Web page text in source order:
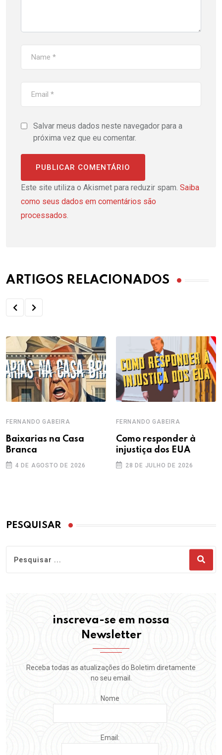
Salvar meus dados neste navegador para a
próxima vez que eu comentar.
Este site utiliza o Akismet para reduzir spam. Saiba
como seus dados em comentários são
processados.
ARTIGOS RELACIONADOS
FERNANDO GABEIRA
Baixarias na Casa
Branca
4 DE AGOSTO DE 2026
FERNANDO GABEIRA
Como responder à
injustiça dos EUA
28 DE JULHO DE 2026
PESQUISAR
inscreva-se em nossa
Newsletter
Receba todas as atualizações do Boletim diretamente
no seu email.
Nome
Email: